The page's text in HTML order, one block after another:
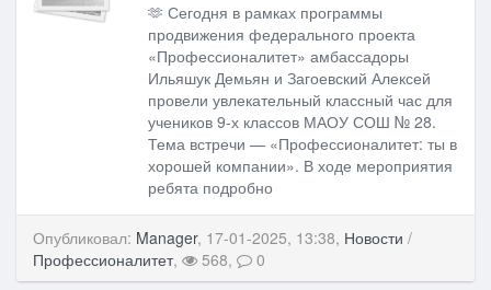
🫶 Сегодня в рамках программы
продвижения федерального проекта
«Профессионалитет» амбассадоры
Ильяшук Демьян и Загоевский Алексей
провели увлекательный классный час для
учеников 9-х классов МАОУ СОШ № 28.
Тема встречи — «Профессионалитет: ты в
хорошей компании». В ходе мероприятия
ребята подробно
Опубликовал: Manager, 17-01-2025, 13:38, Новости /
Профессионалитет, 568, 0